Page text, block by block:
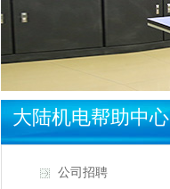
大陆机电帮助中心
公司招聘